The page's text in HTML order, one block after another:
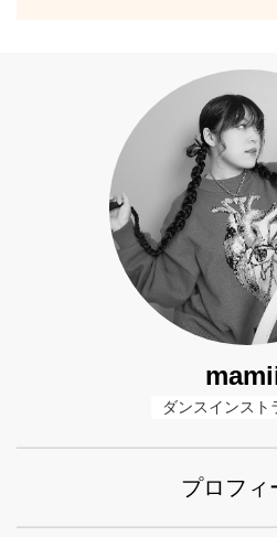
ダンスインスト
プロフィ